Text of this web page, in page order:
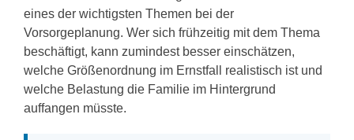
eines der wichtigsten Themen bei der
Vorsorgeplanung. Wer sich frühzeitig mit dem Thema
beschäftigt, kann zumindest besser einschätzen,
welche Größenordnung im Ernstfall realistisch ist und
welche Belastung die Familie im Hintergrund
auffangen müsste.